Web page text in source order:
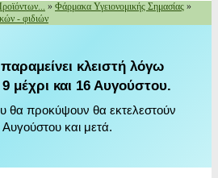
» Φάρμακα Υγειονομικής Σημασίας »
- φιδιών
κλειστή λόγω
μέχρι και 16 Αυγούστου.
θα προκύψουν θα εκτελεστούν
και μετά.